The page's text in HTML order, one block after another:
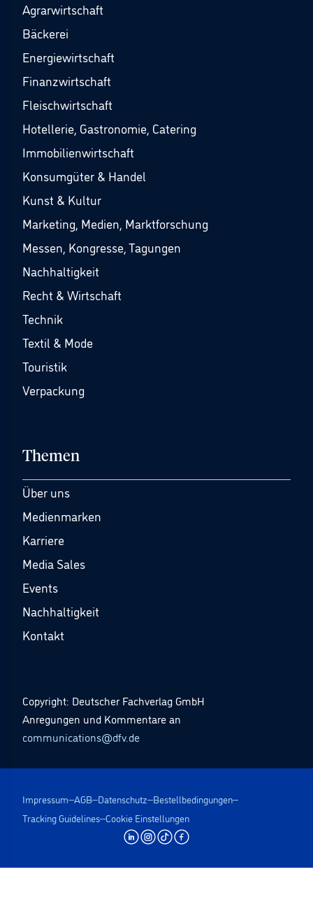
Agrarwirtschaft
Bäckerei
Energiewirtschaft
Finanzwirtschaft
Fleischwirtschaft
Hotellerie, Gastronomie, Catering
Immobilienwirtschaft
Konsumgüter & Handel
Kunst & Kultur
Marketing, Medien, Marktforschung
Messen, Kongresse, Tagungen
Nachhaltigkeit
Recht & Wirtschaft
Technik
Textil & Mode
Touristik
Verpackung
Themen
Über uns
Medienmarken
Karriere
Media Sales
Events
Nachhaltigkeit
Kontakt
Copyright: Deutscher Fachverlag GmbH
Anregungen und Kommentare an
communications@dfv.de
Impressum AGB Datenschutz Bestellbedingungen
Tracking Guidelines Cookie Einstellungen